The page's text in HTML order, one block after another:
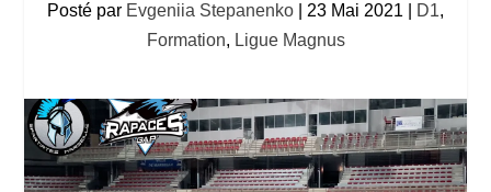
Posté par Evgeniia Stepanenko 23 Mai 2021 D1,
Formation, Ligue Magnus